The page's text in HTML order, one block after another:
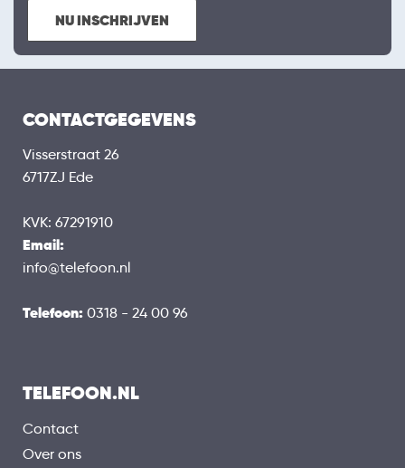
NU INSCHRIJVEN
CONTACTGEGEVENS
Visserstraat 26
6717ZJ Ede
KVK: 67291910
Email:
info@telefoon.nl
Telefoon: 0318 - 24 00 96
TELEFOON.NL
Contact
Over ons